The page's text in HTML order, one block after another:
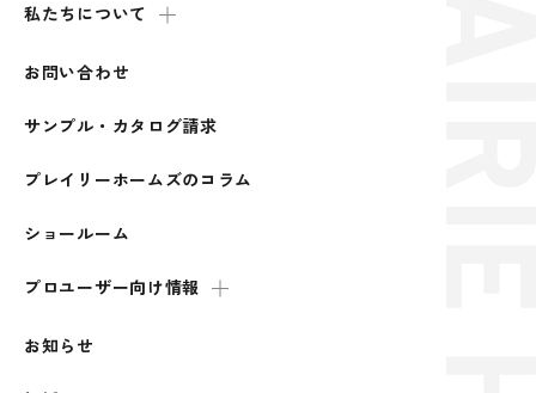
私たちについて
お問い合わせ
サンプル・カタログ請求
プレイリーホームズのコラム
ショールーム
プロユーザー向け情報
お知らせ